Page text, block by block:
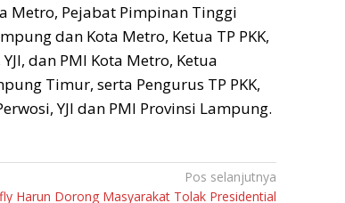
Metro, Pejabat Pimpinan Tinggi
dan Kota Metro, Ketua TP PKK,
dan PMI Kota Metro, Ketua
Timur, serta Pengurus TP PKK,
YJI dan PMI Provinsi Lampung.
Pos selanjutnya
Harun Dorong Masyarakat Tolak Presidential